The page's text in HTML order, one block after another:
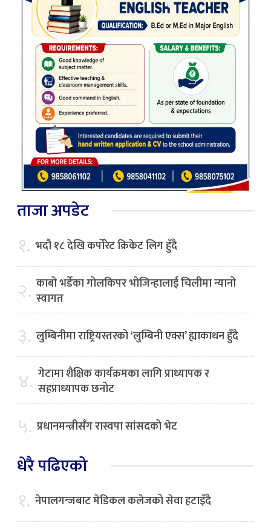
ताजा अपडेट
१. भदौ १८ देखि कर्पोरेट क्रिकेट लिग हुँदै
२. काबो भर्डेका गोलकिपर भोजिन्हालाई चिलीमा न्यानो
स्वागत
३. लुम्बिनीमा राष्ट्रियस्तरको ‘लुम्बिनी एक्स’ ह्याकाथन हुँदै
४. गेटामा शैक्षिक कार्यक्रमका लागि प्राध्यापक र
सहप्राध्यापक छनोट
५. प्रधानमन्त्रीसँग रास्वपा सांसदको भेट
धेरै पढिएको
१. नेपालगन्जबाट मेडिकल कलेजको सेवा हटाइँदै